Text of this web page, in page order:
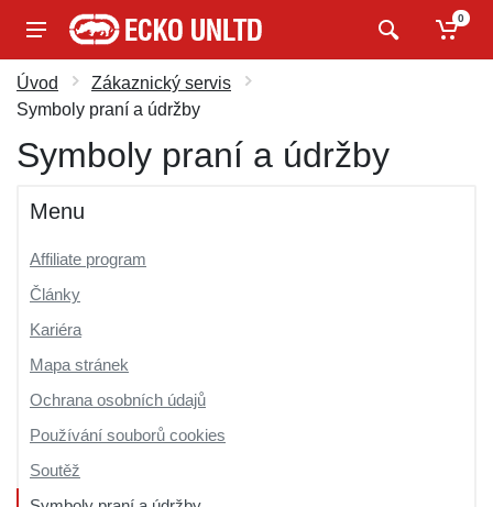
0
Úvod
Zákaznický servis
Symboly praní a údržby
Symboly praní a údržby
Menu
Affiliate program
Články
Kariéra
Mapa stránek
Ochrana osobních údajů
Používání souborů cookies
Soutěž